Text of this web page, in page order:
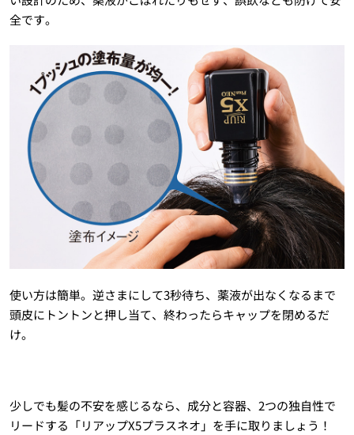
全です。
使い方は簡単。逆さまにして3秒待ち、薬液が出なくなるまで
頭皮にトントンと押し当て、終わったらキャップを閉めるだ
け。
少しでも髪の不安を感じるなら、成分と容器、2つの独自性で
リードする「リアップX5プラスネオ」を手に取りましょう！